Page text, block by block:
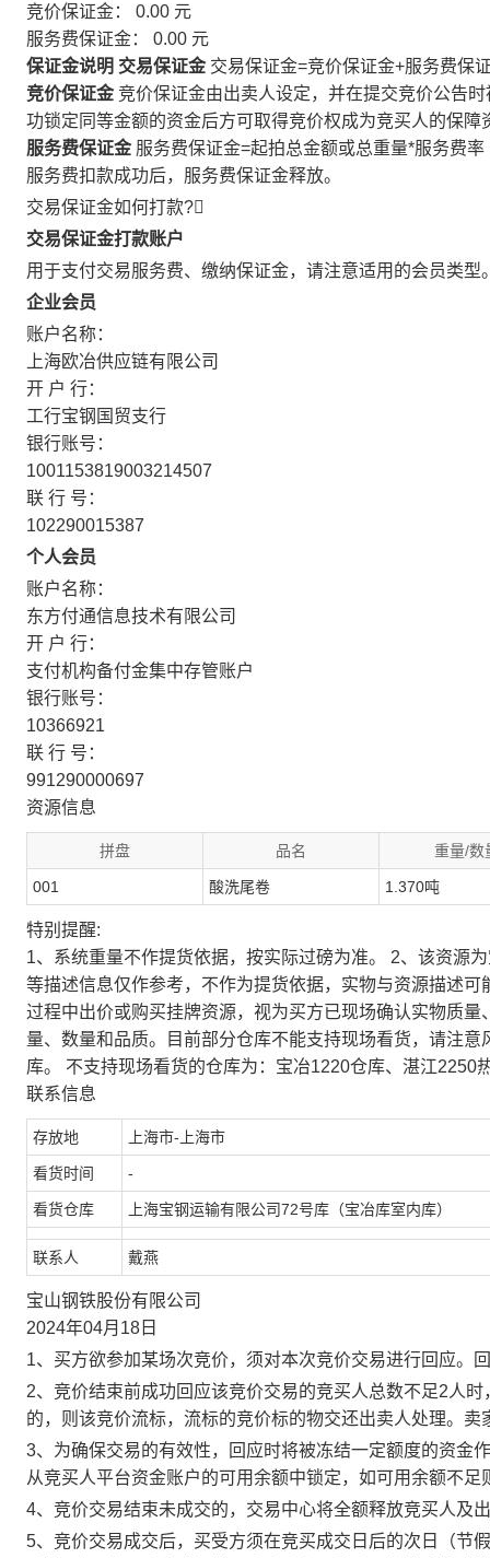
竞价保证金： 0.00 元
服务费保证金： 0.00 元
保证金说明 交易保证金 交易保证金=竞价保证金+服务费保
竞价保证金 竞价保证金由出卖人设定，并在提交竞价公告
功锁定同等金额的资金后方可取得竞价权成为竞买人的保障
服务费保证金 服务费保证金=起拍总金额或总重量*服务费率
服务费扣款成功后，服务费保证金释放。
交易保证金如何打款?
交易保证金打款账户
用于支付交易服务费、缴纳保证金，请注意适用的会员类型
企业会员
账户名称：
上海欧冶供应链有限公司
开 户 行：
工行宝钢国贸支行
银行账号：
1001153819003214507
联 行 号：
102290015387
个人会员
账户名称：
东方付通信息技术有限公司
开 户 行：
支付机构备付金集中存管账户
银行账号：
10366921
联 行 号：
991290000697
资源信息
拼盘 品名 重量/数
001 酸洗尾卷 1.370吨
特别提醒:
1、系统重量不作提货依据，按实际过磅为准。 2、该资源
等描述信息仅作参考，不作为提货依据，实物与资源描述
过程中出价或购买挂牌资源，视为买方已现场确认实物质
量、数量和品质。目前部分仓库不能支持现场看货，请注
库。 不支持现场看货的仓库为：宝冶1220仓库、湛江2250
联系信息
存放地 上海市-上海市
看货时间 -
看货仓库 上海宝钢运输有限公司72号库（宝冶库室内库）
联系人 戴燕
宝山钢铁股份有限公司
2024年04月18日
1、买方欲参加某场次竞价，须对本次竞价交易进行回应。
2、竞价结束前成功回应该竞价交易的竞买人总数不足2人
的，则该竞价流标，流标的竞价标的物交还出卖人处理。
3、为确保交易的有效性，回应时将被冻结一定额度的资金
从竞买人平台资金账户的可用余额中锁定，如可用余额不足
4、竞价交易结束未成交的，交易中心将全额释放竞买人及
5、竞价交易成交后，买受方须在竞买成交日后的次日（节